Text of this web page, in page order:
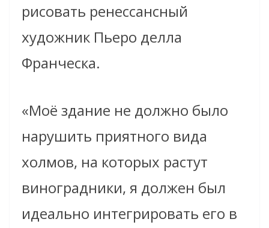
рисовать ренессансный
художник Пьеро делла
Франческа.
«Моё здание не должно было
нарушить приятного вида
холмов, на которых растут
виноградники, я должен был
идеально интегрировать его в